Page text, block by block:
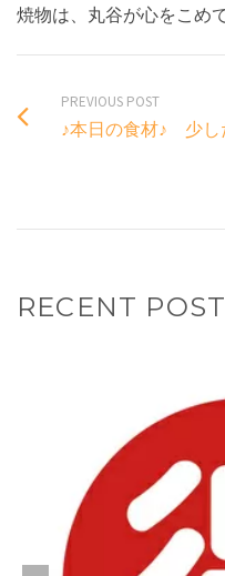
焼物は、丸谷が心をこめ
PREVIOUS POST
♪本日の食材♪ 少し
RECENT